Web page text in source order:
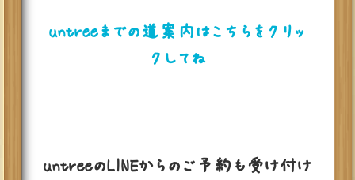
untreeまでの道案内はこちらをクリッ
クしてね
untreeのLINEからのご予約も受け付け